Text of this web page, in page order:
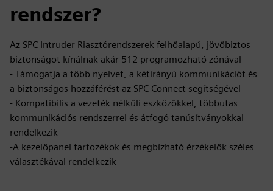
rendszer?
Az SPC Intruder Riasztórendszerek felhőalapú, jövőbiztos
biztonságot kínálnak akár 512 programozható zónával
- Támogatja a több nyelvet, a kétirányú kommunikációt és
a biztonságos hozzáférést az SPC Connect segítségével
- Kompatibilis a vezeték nélküli eszközökkel, többutas
kommunikációs rendszerrel és átfogó tanúsítványokkal
rendelkezik
-A kezelőpanel tartozékok és megbízható érzékelők széles
választékával rendelkezik